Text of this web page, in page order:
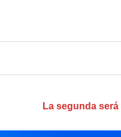
La segunda